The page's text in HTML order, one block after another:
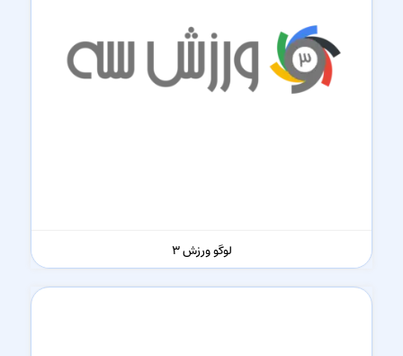
لوگو ورزش 3